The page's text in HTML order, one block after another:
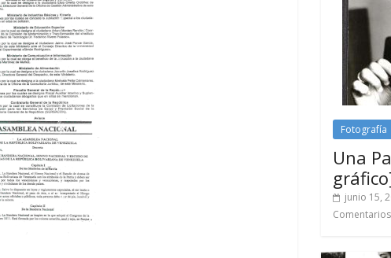
Fotografía
Una
junio 15,